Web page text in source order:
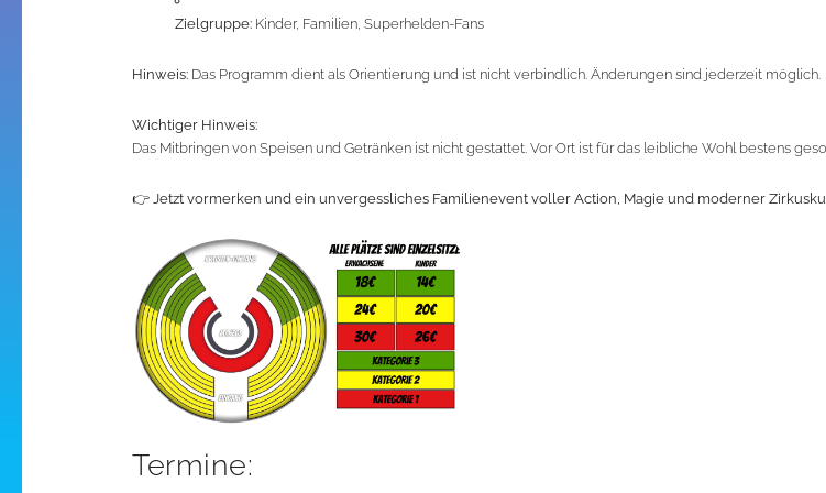
Zielgruppe: Kinder, Familien, Superhelden-Fans
Hinweis: Das Programm dient als Orientierung und ist nicht verbindlich. Änderungen sind jederzeit möglich.
Wichtiger Hinweis:
Das Mitbringen von Speisen und Getränken ist nicht gestattet. Vor Ort ist für das leibliche Wohl bestens
👉 Jetzt vormerken und ein unvergessliches Familienevent voller Action, Magie und moderner
Termine: